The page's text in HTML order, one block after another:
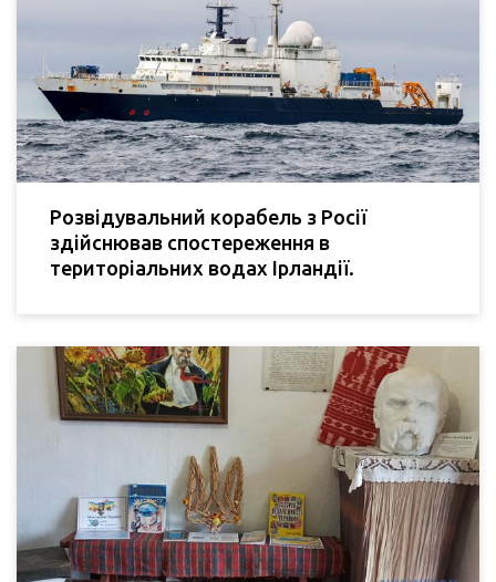
Розвідувальний корабель з Росії
здійснював спостереження в
територіальних водах Ірландії.